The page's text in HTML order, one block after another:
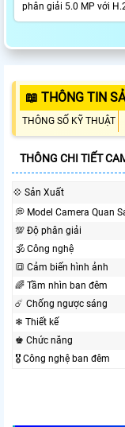
phân giải 5.0 MP với
📖 THÔNG TIN
THÔNG SỐ KỸ THUẬT
THÔNG CHI TIẾT
💠 Sản Xuất
💭 Model Camera Quan
💯 Độ phân giải
🕉️ Công nghệ
🔳 Cảm biến hình ảnh
🌈 Tầm nhìn ban đêm
☄️ Chống ngược sáng
❄ Thiết kế
♚ Chức năng
🎖️ Công nghệ ban đêm